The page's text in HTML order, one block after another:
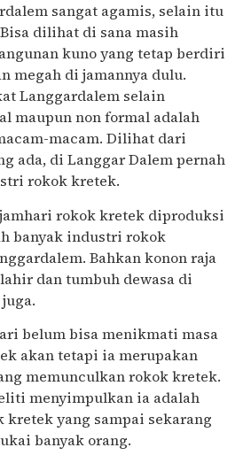
sangat agamis, selain itu
dilihat di sana masih
kuno yang tetap berdiri
megah di jamannya dulu.
Langgardalem selain
maupun non formal adalah
macam. Dilihat dari
ada, di Langgar Dalem pernah
rokok kretek.
rokok kretek diproduksi
banyak industri rokok
Bahkan konon raja
dan tumbuh dewasa di
belum bisa menikmati masa
akan tetapi ia merupakan
memunculkan rokok kretek.
menyimpulkan ia adalah
kretek yang sampai sekarang
banyak orang.